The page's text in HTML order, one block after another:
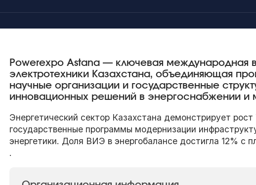
Powerexpo Astana — ключевая международная
электротехники Казахстана, объединяющая
научные организации и государственные
инновационных решений в энергоснабжении и
Энергетический сектор Казахстана демонстрирует
государственные программы модернизации
энергетики. Доля ВИЭ в энергобалансе достигла 12% с
.